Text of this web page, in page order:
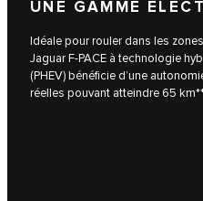
UNE GAMME
Idéale pour rouler dans les
Jaguar F-PACE à technologie
(PHEV) bénéficie d’une
réelles pouvant atteindre 65